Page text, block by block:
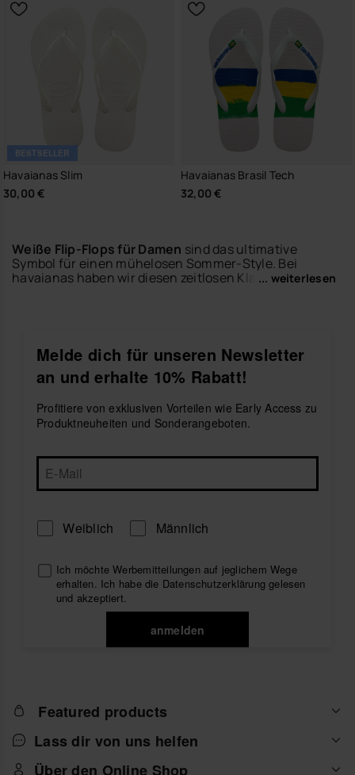
BESTSELLER
Havaianas Slim
30,00 €
Havaianas Brasil Tech
32,00 €
Weiße Flip-Flops für Damen sind das ultimative
Symbol für einen mühelosen Sommer-Style. Bei
havaianas haben wir diesen zeitlosen Klassiker mit
durch die Stadt schlenderst.
Entdecke eine große Auswahl anweißen Damen-Flip-
Mittelpunkt stehen. Von minimalistischen Designs bis
hin zu Styles mit feinen Verzierungen – es gibt für
jeden Geschmack das perfekte Paar. Die leichte
ganztägigen Tragekomfort und machen sie zu einem
Must-have für deine Sommergarderobe.
Kleidern oder lässigen Shorts für einen klaren,
vielseitigen Look, der nie aus der Mode kommt.
Lieblingspaar bei havaianas – wo Qualität auf
brasilianisches Flair trifft.
... weiterlesen
Melde dich für unseren Newsletter
an und erhalte 10% Rabatt!
Profitiere von exklusiven Vorteilen wie Early Access zu
Produktneuheiten und Sonderangeboten.
Weiblich Männlich
Ich möchte Werbemitteilungen auf jeglichem Wege
erhalten. Ich habe die Datenschutzerklärung gelesen
und akzeptiert.
anmelden
Featured products
Lass dir von uns helfen
Über den Online Shop